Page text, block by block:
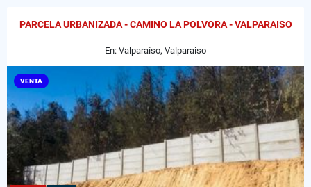
PARCELA URBANIZADA - CAMINO LA POLVORA - VALPARAISO
En: Valparaíso, Valparaiso
VENTA